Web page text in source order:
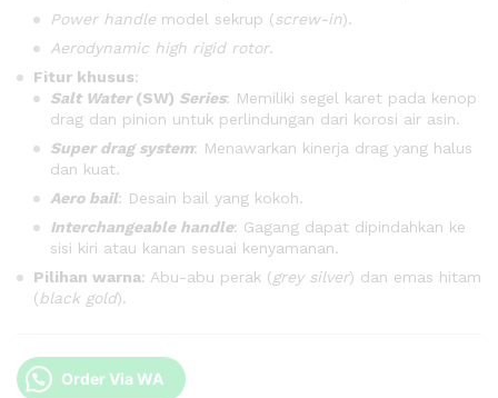
Power handle model sekrup (screw-in).
Aerodynamic high rigid rotor.
Fitur khusus:
Salt Water(SW) Series: Memiliki segel karet pada kenop
drag dan pinion untuk perlindungan dari korosi air asin.
Super drag system: Menawarkan kinerja drag yang halus
dan kuat.
Aero bail: Desain bail yang kokoh.
Interchangeable handle: Gagang dapat dipindahkan ke
sisi kiri atau kanan sesuai kenyamanan.
Pilihan warna: Abu-abu perak (grey silver) dan emas hitam
(black gold).
Order Via WA